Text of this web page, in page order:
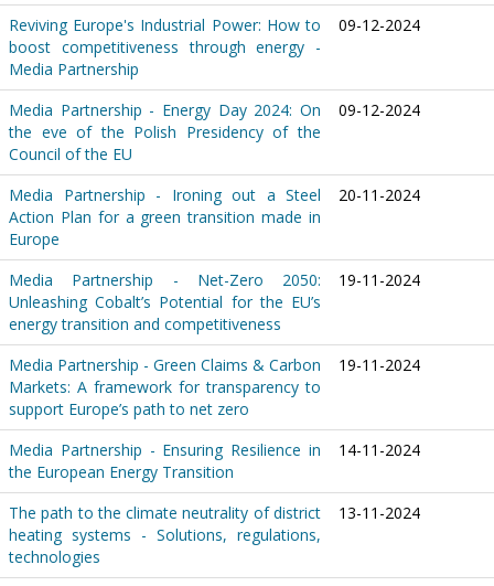
Reviving Europe's Industrial Power: How to
boost competitiveness through energy -
Media Partnership
09-12-2024
Media Partnership - Energy Day 2024: On
the eve of the Polish Presidency of the
Council of the EU
09-12-2024
Media Partnership - Ironing out a Steel
Action Plan for a green transition made in
Europe
20-11-2024
Media Partnership - Net-Zero 2050:
Unleashing Cobalt’s Potential for the EU’s
energy transition and competitiveness
19-11-2024
Media Partnership - Green Claims & Carbon
Markets: A framework for transparency to
support Europe’s path to net zero
19-11-2024
Media Partnership - Ensuring Resilience in
the European Energy Transition
14-11-2024
The path to the climate neutrality of district
heating systems - Solutions, regulations,
technologies
13-11-2024